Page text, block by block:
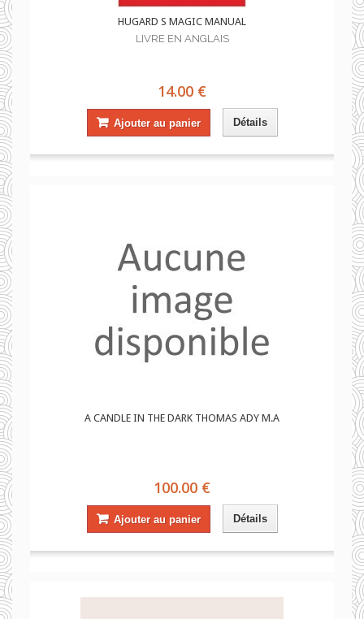
HUGARD S MAGIC MANUAL
LIVRE EN ANGLAIS
14.00 €
Ajouter au panier Détails
A CANDLE IN THE DARK THOMAS ADY M.A
100.00 €
Ajouter au panier Détails